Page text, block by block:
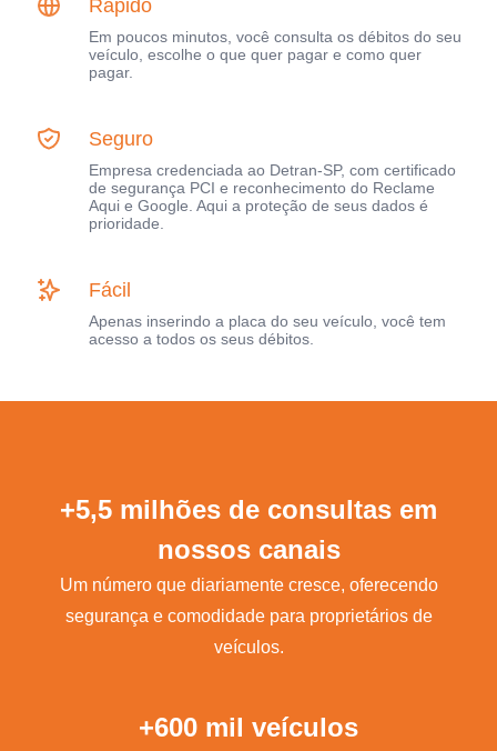
Rápido
Em poucos minutos, você consulta os débitos do seu
veículo, escolhe o que quer pagar e como quer
pagar.
Seguro
Empresa credenciada ao Detran-SP, com certificado
de segurança PCI e reconhecimento do Reclame
Aqui e Google. Aqui a proteção de seus dados é
prioridade.
Fácil
Apenas inserindo a placa do seu veículo, você tem
acesso a todos os seus débitos.
+5,5 milhões de consultas em
nossos canais
Um número que diariamente cresce, oferecendo
segurança e comodidade para proprietários de
veículos.
+600 mil veículos